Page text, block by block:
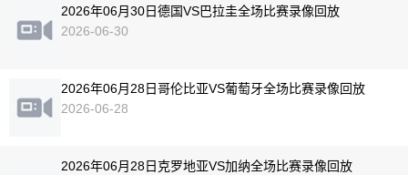
2026年06月30日德国VS巴拉圭全场比赛录像回放
2026-06-30
2026年06月28日哥伦比亚VS葡萄牙全场比赛录像回放
2026-06-28
2026年06月28日克罗地亚VS加纳全场比赛录像回放